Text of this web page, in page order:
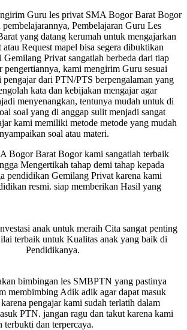
Guru les privat SMA Bogor Barat Bogor
Pembelajaran Guru Les
yang datang kerumah untuk mengajarkan
Request mapel bisa segera dibuktikan
Gemilang Privat sangatlah berbeda dari tiap
pengertiannya, kami mengirim Guru sesuai
pengajar dari PTN/PTS berpengalaman yang
kata dan kebijakan mengajar agar
menyenangkan, tentunya mudah untuk di
soal yang di anggap sulit menjadi sangat
kami memiliki metode metode yang mudah
soal atau materi.
Bogor Barat Bogor kami sangatlah terbaik
Mengertikah tahap demi tahap kepada
pendidikan Gemilang Privat karena kami
resmi. siap memberikan Hasil yang
anak untuk meraih Cita sangat penting
terbaik untuk Kualitas anak yang baik di
Pendidikanya.
bimbingan les SMBPTN yang pastinya
membimbing Adik adik agar dapat masuk
pengajar kami sudah terlatih dalam
PTN. jangan ragu dan takut karena kami
terbukti dan terpercaya.